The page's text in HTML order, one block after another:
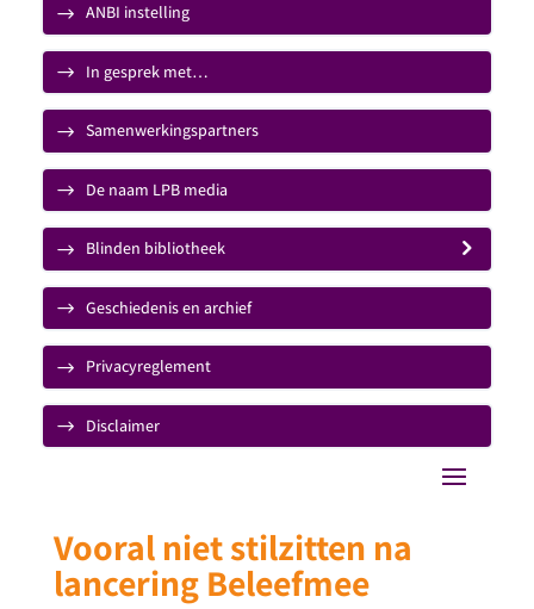
ANBI instelling
In gesprek met…
Samenwerkingspartners
De naam LPB media
Blinden bibliotheek
Geschiedenis en archief
Privacyreglement
Disclaimer
Vooral niet stilzitten na
lancering Beleefmee